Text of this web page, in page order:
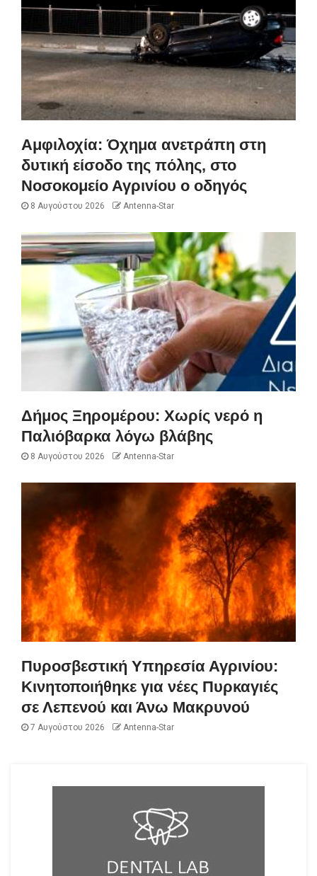
Αμφιλοχία: Όχημα ανετράπη στη
δυτική είσοδο της πόλης, στο
Νοσοκομείο Αγρινίου ο οδηγός
8 Αυγούστου 2026 Antenna-Star
Δήμος Ξηρομέρου: Χωρίς νερό η
Παλιόβαρκα λόγω βλάβης
8 Αυγούστου 2026 Antenna-Star
Πυροσβεστική Υπηρεσία Αγρινίου:
Κινητοποιήθηκε για νέες Πυρκαγιές
σε Λεπενού και Άνω Μακρυνού
7 Αυγούστου 2026 Antenna-Star